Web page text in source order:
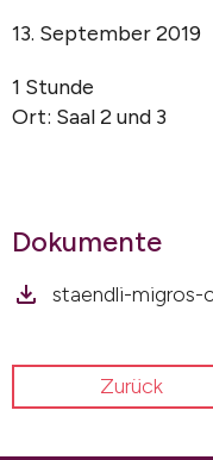
13. September 2019
1 Stunde
Ort: Saal 2 und 3
Dokumente
staendli-migros-
Zurück